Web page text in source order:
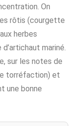
On
rôtis (courgette
herbes
mariné.
sur les notes de
torréfaction) et
une bonne